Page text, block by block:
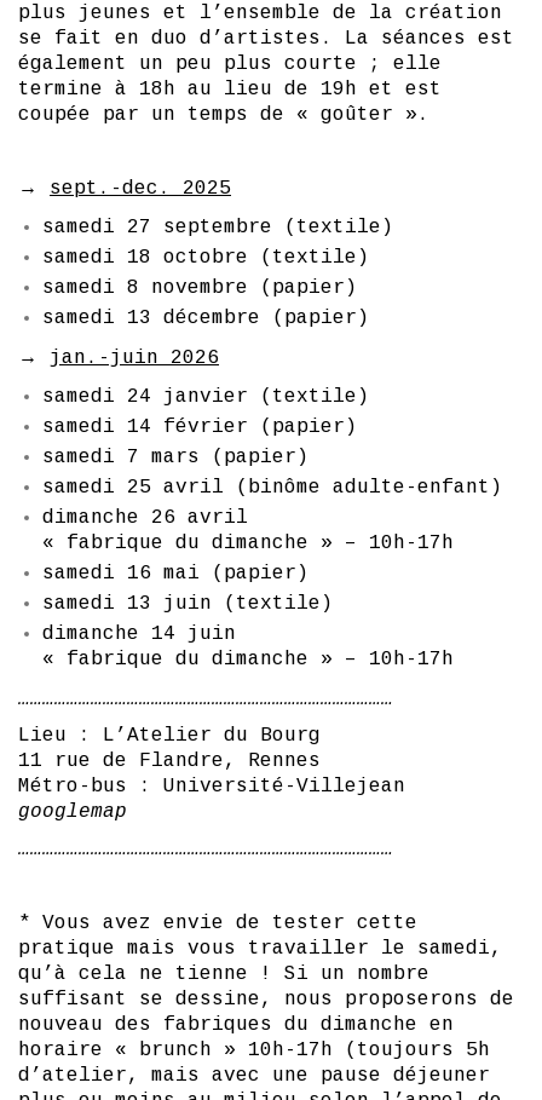
plus jeunes et l’ensemble de la création
se fait en duo d’artistes. La séances est
également un peu plus courte ; elle
termine à 18h au lieu de 19h et est
coupée par un temps de « goûter ».
→ sept.-dec. 2025
samedi 27 septembre (textile)
samedi 18 octobre (textile)
samedi 8 novembre (papier)
samedi 13 décembre (papier)
→ jan.-juin 2026
samedi 24 janvier (textile)
samedi 14 février (papier)
samedi 7 mars (papier)
samedi 25 avril (binôme adulte-enfant)
dimanche 26 avril
« fabrique du dimanche » – 10h-17h
samedi 16 mai (papier)
samedi 13 juin (textile)
dimanche 14 juin
« fabrique du dimanche » – 10h-17h
…………………………………………………………………………………
Lieu : L’Atelier du Bourg
11 rue de Flandre, Rennes
Métro-bus : Université-Villejean
googlemap
…………………………………………………………………………………
* Vous avez envie de tester cette
pratique mais vous travailler le samedi,
qu’à cela ne tienne ! Si un nombre
suffisant se dessine, nous proposerons de
nouveau des fabriques du dimanche en
horaire « brunch » 10h-17h (toujours 5h
d’atelier, mais avec une pause déjeuner